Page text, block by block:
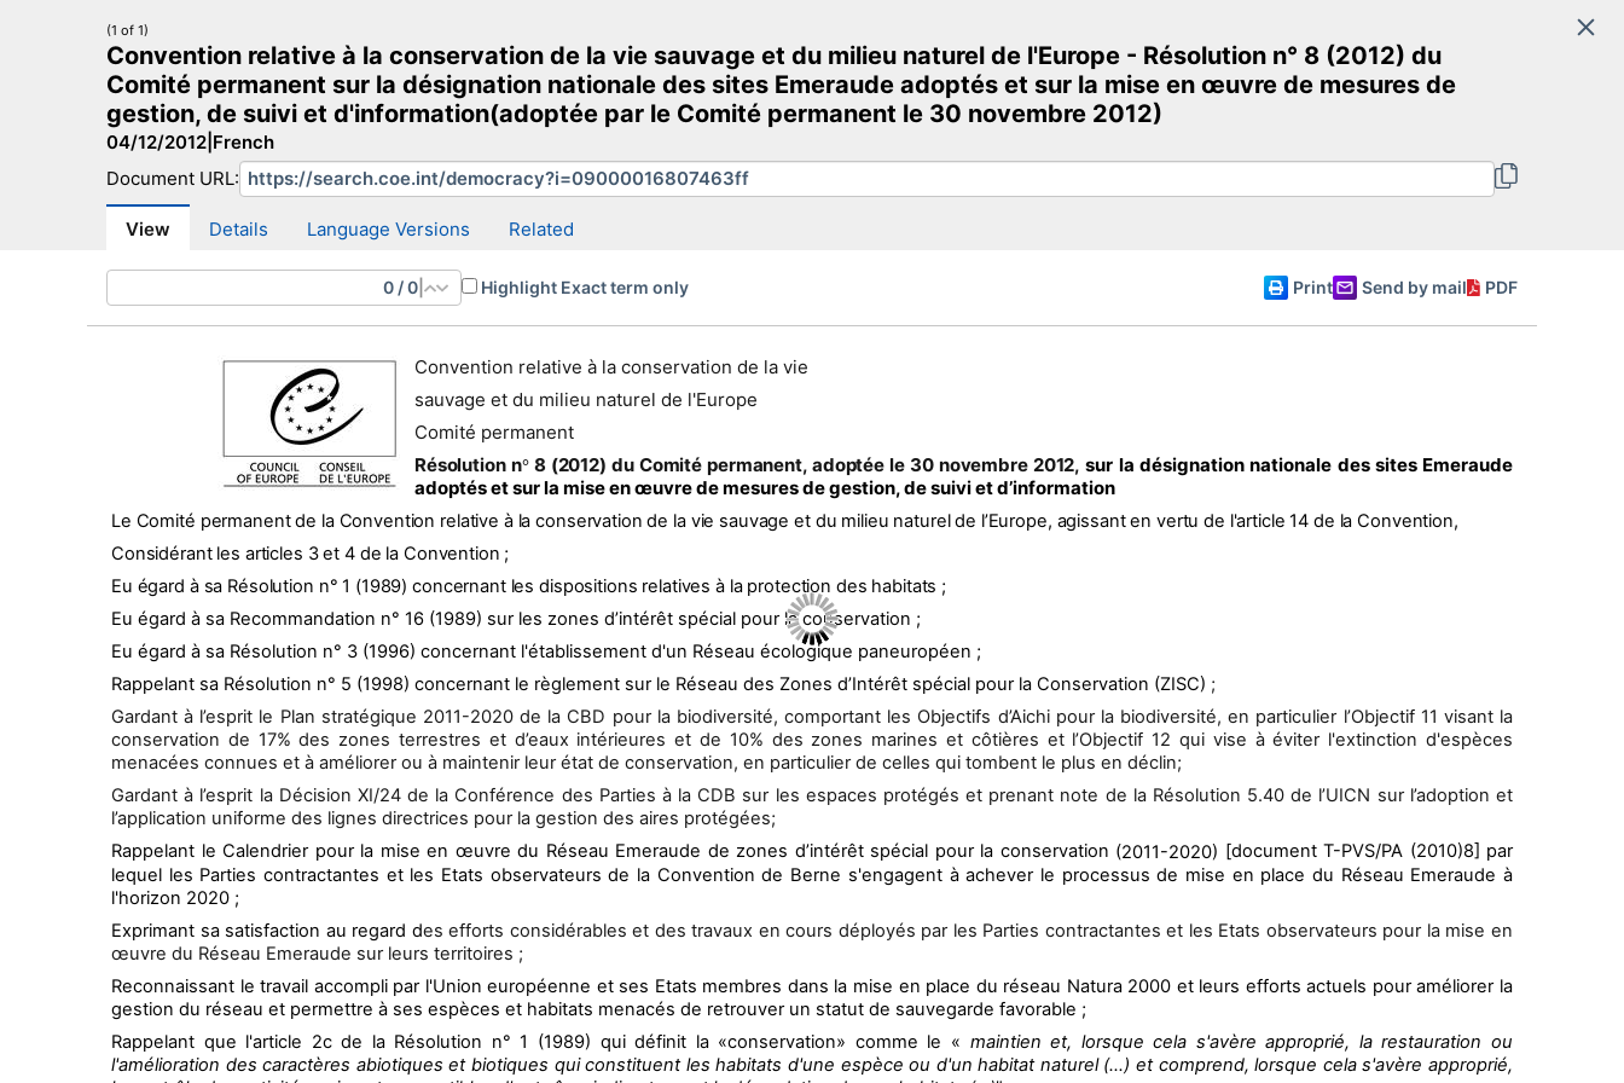
Search
Democracy and Human Dignity
Democracy and Human Dignity Search Democracy and Human Dignity website More search sites English
(1 of 1)
Convention relative à la conservation de la vie sauvage et du milieu naturel de l'Europe - Résolution n° 8 (2012) du
Comité permanent sur la désignation nationale des sites Emeraude adoptés et sur la mise en œuvre de mesures de
gestion, de suivi et d'information(adoptée par le Comité permanent le 30 novembre 2012)
04/12/2012 French
Document URL:
View Details Language Versions Related
0 /0 Highlight Exact term only Print Send by mail PDF
Convention relative à la conservation de la vie
sauvage et du milieu naturel de l'Europe
Comité permanent
Résolution n°8 (2012) du Comité permanent, adoptée le 30 novembre 2012, sur la désignation nationale des sites Emeraude
adoptés et sur la mise en œuvre de mesures de gestion, de suivi et d’information
Le Comité permanent de la Convention relative à la conservation de la vie sauvage et du milieu naturel de l’Europe, agissant en vertu de l'article 14 de la Convention,
Considérant les articles 3 et 4 de la Convention ;
Eu égard à sa Résolution n° 1 (1989) concernant les dispositions relatives à la protection des habitats ;
Eu égard à sa Recommandation n° 16 (1989) sur les zones d’intérêt spécial pour la conservation ;
Eu égard à sa Résolution n° 3 (1996) concernant l'établissement d'un Réseau écologique paneuropéen ;
Rappelant sa Résolution n° 5 (1998) concernant le règlement sur le Réseau des Zones d’Intérêt spécial pour la Conservation (ZISC) ;
Gardant à l’esprit le Plan stratégique 2011-2020 de la CBD pour la biodiversité, comportant les Objectifs d’Aichi pour la biodiversité, en particulier l’Objectif 11 visant la
conservation de 17% des zones terrestres et d’eaux intérieures et de 10% des zones marines et côtières et l’Objectif 12 qui vise à éviter l'extinction d'espèces
menacées connues et à améliorer ou à maintenir leur état de conservation, en particulier de celles qui tombent le plus en déclin;
Gardant à l’esprit la Décision XI/24 de la Conférence des Parties à la CDB sur les espaces protégés et prenant note de la Résolution 5.40 de l’UICN sur l’adoption et
l’application uniforme des lignes directrices pour la gestion des aires protégées;
Rappelant le Calendrier pour la mise en œuvre du Réseau Emeraude de zones d’intérêt spécial pour la conservation (2011-2020) [document T-PVS/PA (2010)8] par
lequel les Parties contractantes et les Etats observateurs de la Convention de Berne s'engagent à achever le processus de mise en place du Réseau Emeraude à
l'horizon 2020 ;
Exprimant sa satisfaction au regard des efforts considérables et des travaux en cours déployés par les Parties contractantes et les Etats observateurs pour la mise en
œuvre du Réseau Emeraude sur leurs territoires ;
Reconnaissant le travail accompli par l'Union européenne et ses Etats membres dans la mise en place du réseau Natura 2000 et leurs efforts actuels pour améliorer la
gestion du réseau et permettre à ses espèces et habitats menacés de retrouver un statut de sauvegarde favorable ;
Rappelant que l'article 2c de la Résolution n° 1 (1989) qui définit la «conservation» comme le « maintien et, lorsque cela s'avère approprié, la restauration ou
l'amélioration des caractères abiotiques et biotiques qui constituent les habitats d'une espèce ou d'un habitat naturel (…) et comprend, lorsque cela s'avère approprié,